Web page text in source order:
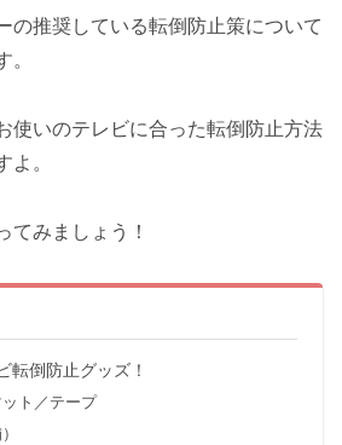
の推奨している転倒防止策について
。
使いのテレビに合った転倒防止方法
よ。
てみましょう！
転倒防止グッズ！
ト／テープ